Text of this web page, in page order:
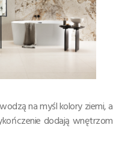
na myśl kolory ziemi, a
dodają wnętrzom